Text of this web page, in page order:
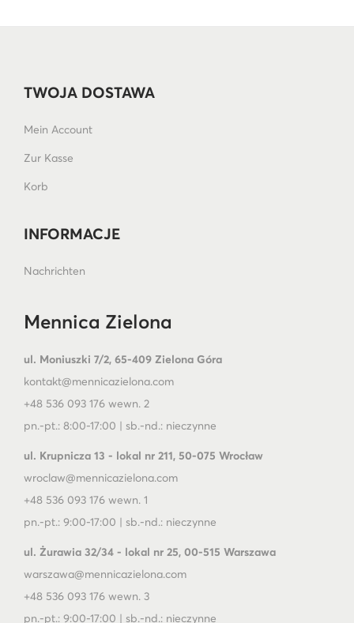
TWOJA DOSTAWA
Mein Account
Zur Kasse
Korb
INFORMACJE
Nachrichten
Mennica Zielona
ul. Moniuszki 7/2, 65-409 Zielona Góra
kontakt@mennicazielona.com
+48 536 093 176 wewn. 2
pn.-pt.: 8:00-17:00 | sb.-nd.: nieczynne
ul. Krupnicza 13 - lokal nr 211, 50-075 Wrocław
wroclaw@mennicazielona.com
+48 536 093 176 wewn. 1
pn.-pt.: 9:00-17:00 | sb.-nd.: nieczynne
ul. Żurawia 32/34 - lokal nr 25, 00-515 Warszawa
warszawa@mennicazielona.com
+48 536 093 176 wewn. 3
pn.-pt.: 9:00-17:00 | sb.-nd.: nieczynne